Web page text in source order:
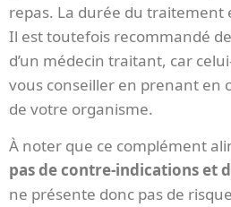
repas. La durée du traitement
Il est toutefois recommandé
d’un médecin traitant, car
vous conseiller en prenant en
de votre organisme.
À noter que ce complément
pas de contre-indications et
ne présente donc pas de